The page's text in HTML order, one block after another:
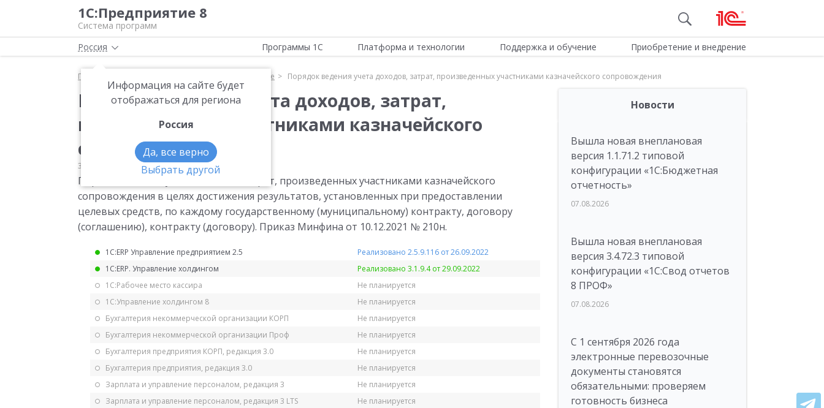
1С:Предприятие 8
Система программ
Россия
Информация на сайте будет
отображаться для региона
Россия
Да, все верно
Выбрать другой
Программы 1С Платформа и технологии Поддержка и обучение Приобретение и внедрение
Главная Прочее Порядок ведения учета доходов, затрат, произведенных участниками казначейского сопровождения
Порядок ведения учета доходов, затрат,
произведенных участниками казначейского
сопровождения
30.12.2021 Прочее
Порядок ведения учета доходов, затрат, произведенных участниками казначейского
сопровождения в целях достижения результатов, установленных при предоставлении
целевых средств, по каждому государственному (муниципальному) контракту, договору
(соглашению), контракту (договору). Приказ Минфина от 10.12.2021 № 210н.
1С:ERP Управление предприятием 2.5
Реализовано 2.5.9.116 от 26.09.2022
1С:ERP. Управление холдингом
Реализовано 3.1.9.4 от 29.09.2022
1С:Рабочее место кассира
Не планируется
1С:Управление холдингом 8
Не планируется
Бухгалтерия некоммерческой организации КОРП
Не планируется
Бухгалтерия некоммерческой организации Проф
Не планируется
Бухгалтерия предприятия КОРП, редакция 3.0
Не планируется
Бухгалтерия предприятия, редакция 3.0
Не планируется
Зарплата и управление персоналом, редакция 3
Не планируется
Зарплата и управление персоналом, редакция 3 LTS
Не планируется
Новости
Вышла новая внеплановая
версия 1.1.71.2 типовой
конфигурации «1C:Бюджетная
отчетность»
07.08.2026
Вышла новая внеплановая
версия 3.4.72.3 типовой
конфигурации «1C:Свод отчетов
8 ПРОФ»
07.08.2026
С 1 сентября 2026 года
электронные перевозочные
документы становятся
обязательными: проверяем
готовность бизнеса